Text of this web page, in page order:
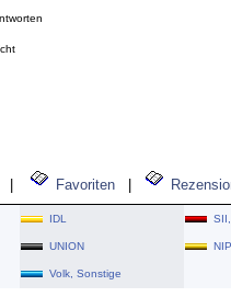
Favoriten
IDL
UNION NIP
Volk, Sonstige